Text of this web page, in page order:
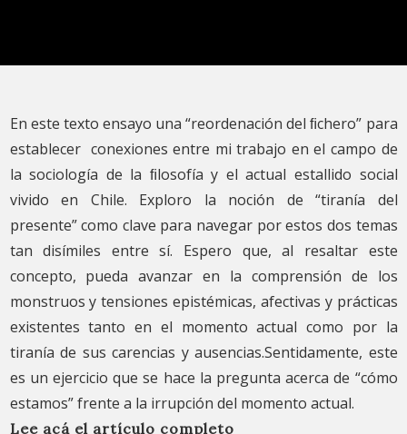
En este texto ensayo una “reordenación del ﬁchero” para
establecer conexiones entre mi trabajo en el campo de
la sociología de la ﬁlosofía y elactual estallido social
vivido en Chile. Exploro la noción de “tiranía del
presente” como clave para navegar por estos dos temas
tan disímiles entresí. Espero que, al resaltar este
concepto, pueda avanzar en la comprensión de los
monstruos y tensiones epistémicas, afectivas y prácticas
existentestanto en el momento actual como por la
tiranía de sus carencias y ausencias.Sentidamente, este
es un ejercicio que se hace la pregunta acerca de “cómo
estamos” frente a la irrupción del momento actual.
Lee acá el artículo completo